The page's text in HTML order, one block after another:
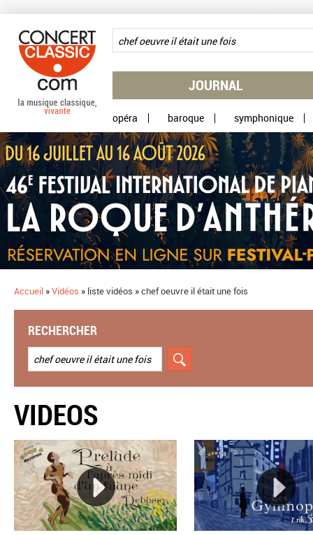
JOURNAL
opéra baroque symphonique
Accueil »Vidéos » liste vidéos »chef oeuvre il était une fois
RECHERCHER
VIDEOS